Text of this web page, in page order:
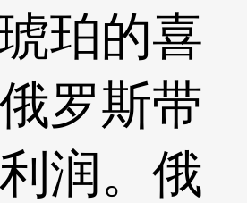
珀的喜
罗斯带
润。俄